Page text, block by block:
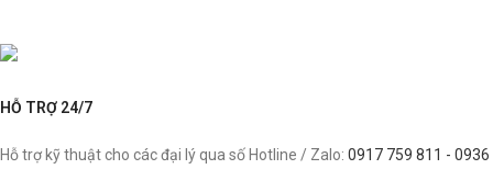
HỖ TRỢ 24/7
Hỗ trợ kỹ thuật cho các đại lý qua số Hotline / Zalo: 0917 759 811 - 0936